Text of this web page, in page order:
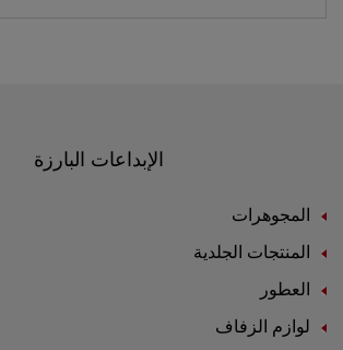
الإبداعات البارزة
المجوهرات
المنتجات الجلدية
العطور
لوازم الزفاف